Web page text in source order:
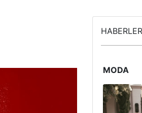
HABERLER
MODA